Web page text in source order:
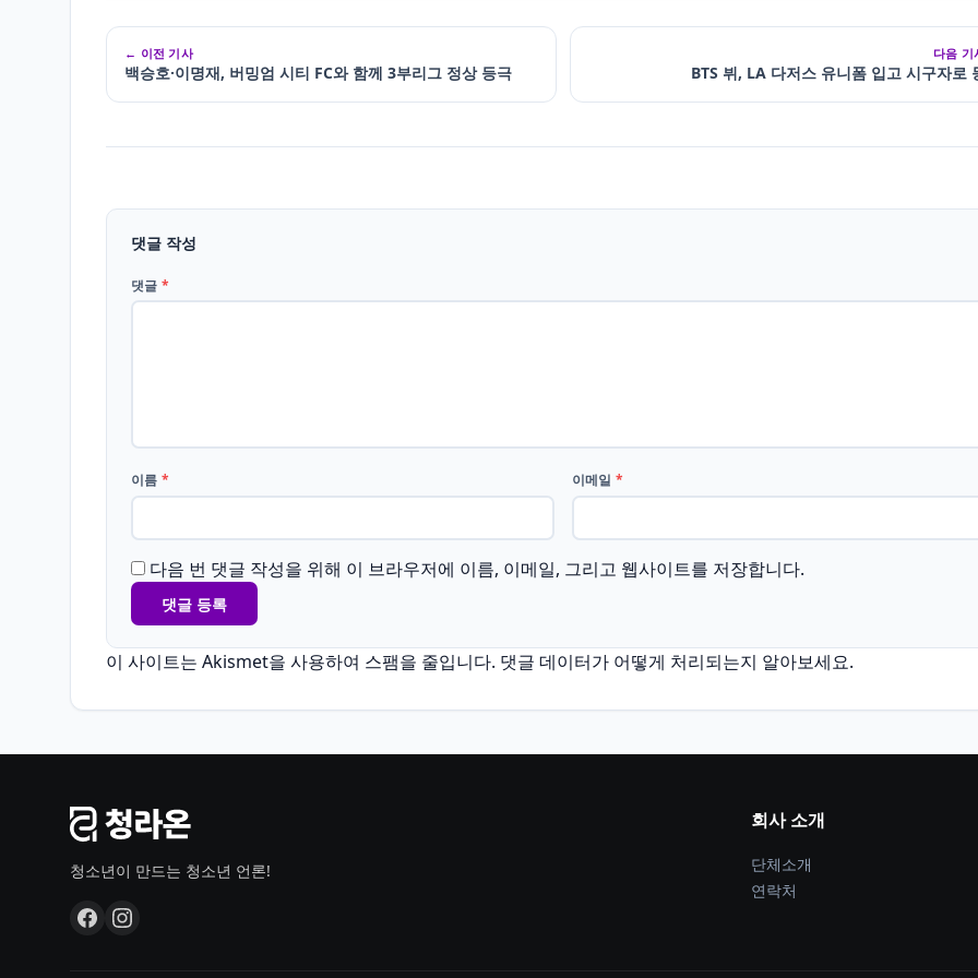
← 이전 기사
백승호·이명재, 버밍엄 시티 FC와 함께 3부리그 정상 등극
다음
BTS 뷔, LA 다저스 유니폼 입고 시구자로
댓글 작성
댓글 *
이름 * 이메일 *
다음 번 댓글 작성을 위해 이 브라우저에 이름, 이메일, 그리고 웹사이트를 저장합니다.
이 사이트는 Akismet을 사용하여 스팸을 줄입니다. 댓글 데이터가 어떻게 처리되는지 알아보세요.
청소년이 만드는 청소년 언론!
회사 소개
단체소개
연락처